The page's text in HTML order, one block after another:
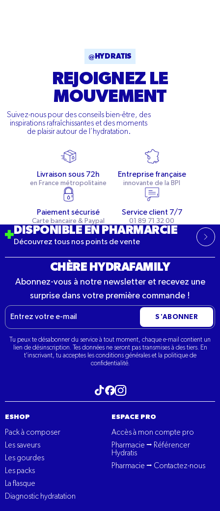
@HYDRATIS
REJOIGNEZ LE
MOUVEMENT
Suivez-nous pour des conseils bien-être, des
inspirations rafraîchissantes et des moments
de plaisir autour de l’hydratation.
Livraison sous 72h
en France métropolitaine
Entreprise française
innovante de la BPI
Paiement sécurisé
Carte bancaire & Paypal
Service client 7/7
01 89 71 32 00
CHÈRE HYDRAFAMILY
Abonnez-vous à notre newsletter et recevez une
surprise dans votre première commande !
E-
mail
S'ABONNER
Tu peux te désabonner du service à tout moment, chaque e-mail contient un
lien de désinscription. Tes données ne seront pas transmises à des tiers. En
t'inscrivant, tu acceptes les conditions générales et la politique de
confidentialité.
Visitez notre tiktokVisitez notre Facebook
DISPONIBLE EN PHARMARCIE
Découvrez tous nos points de vente
ESHOP
Pack à composer
Les saveurs
Les gourdes
Les packs
La flasque
Diagnostic hydratation
ESPACE PRO
Accès à mon compte pro
Pharmacie ⭢ Référencer
Hydratis
Pharmacie ⭢ Contactez-nous